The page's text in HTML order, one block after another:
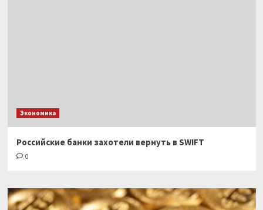
Экономика
Российские банки захотели вернуть в SWIFT
0